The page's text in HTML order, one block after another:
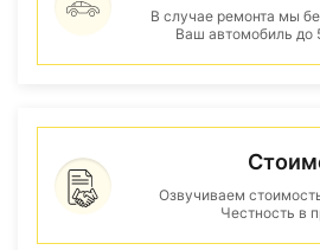
В случае ремонта мы
Ваш автомобиль
Озвучиваем
Честность в